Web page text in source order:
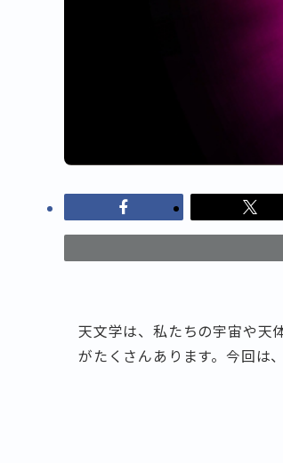
天文学は、私たちの宇宙や天
がたくさんあります。今回は